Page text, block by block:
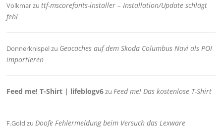
Volkmarzuttf-mscorefonts-installer – Installation/Update schlägt
fehl
Donnerknispelzu Geocaches auf dem Skoda Columbus Navi als POI
importieren
Feed me! T-Shirt | lifeblogv6zuFeed me! Das kostenlose T-Shirt
F.Gold zuDoofe Fehlermeldung beim Versuch das Lexware